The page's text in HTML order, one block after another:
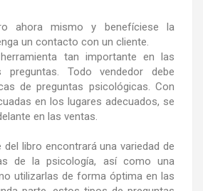
ahora mismo y benefíciese la
un contacto con un cliente.
tan importante en las
Todo vendedor debe
de preguntas psicológicas. Con
en los lugares adecuados, se
en las ventas.
del libro encontrará una variedad de
de la psicología, así como una
utilizarlas de forma óptima en las